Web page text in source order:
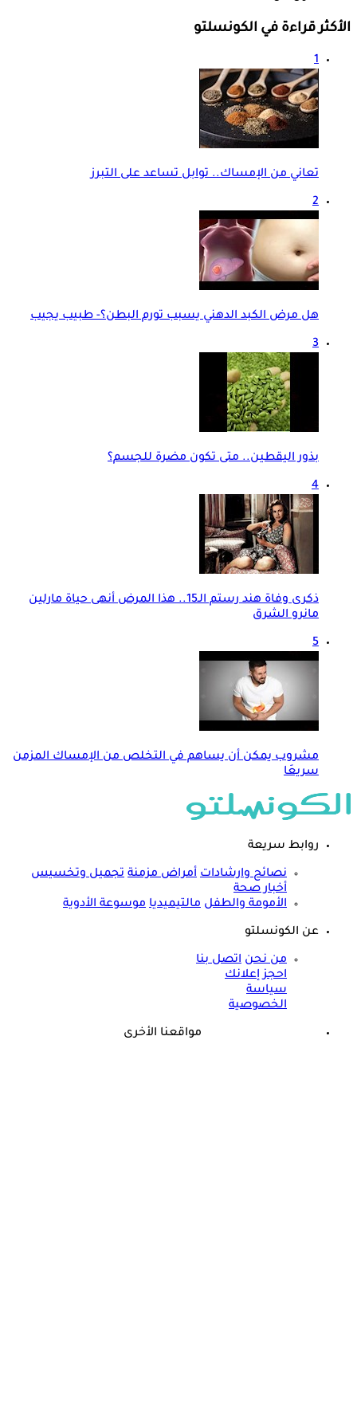
الأكثر قراءة في الكونسلتو
1
تعاني من الإمساك.. توابل تساعد على التبرز
2
هل مرض الكبد الدهني يسبب تورم البطن؟- طبيب يجيب
3
بذور اليقطين.. متى تكون مضرة للجسم؟
4
ذكرى وفاة هند رستم الـ15.. هذا المرض أنهى حياة مارلين
مانرو الشرق
5
مشروب يمكن أن يساهم في التخلص من الإمساك المزمن
سريعَا
روابط سريعة
نصائح وارشادات أمراض مزمنة تجميل وتخسيس
أخبار صحة
الأمومة والطفل مالتيميديا موسوعة الأدوية
عن الكونسلتو
من نحن اتصل بنا
احجز إعلانك
سياسة
الخصوصية
مواقعنا الأخرى